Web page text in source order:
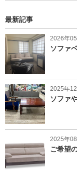
最新記事
2026年
ソファ
2025年
ソファ
2025年
ご希望